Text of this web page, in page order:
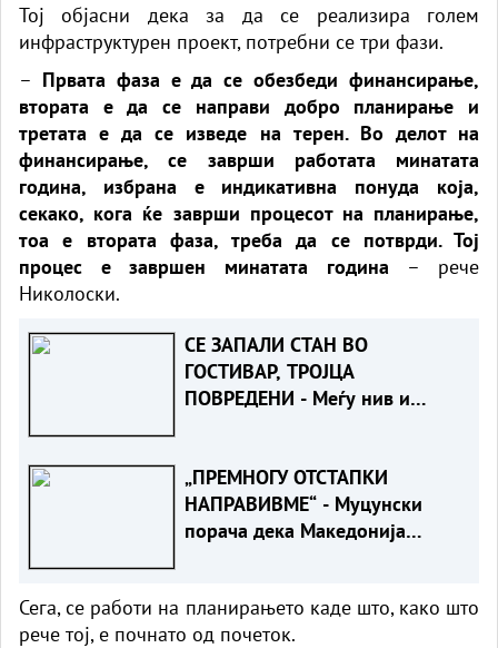
Тој објасни дека за да се реализира голем
инфраструктурен проект, потребни се три фази.
– Првата фаза е да се обезбеди финансирање,
втората е да се направи добро планирање и
третата е да се изведе на терен. Во делот на
финансирање, се заврши работата минатата
година, избрана е индикативна понуда која,
секако, кога ќе заврши процесот на планирање,
тоа е втората фаза, треба да се потврди. Тој
процес е завршен минатата година – рече
Николоски.
СЕ ЗАПАЛИ СТАН ВО
ГОСТИВАР, ТРОЈЦА
ПОВРЕДЕНИ - Меѓу нив и
„ПРЕМНОГУ ОТСТАПКИ
НАПРАВИВМЕ“ - Муцунски
порача дека Македонија
Софија
Сега, се работи на планирањето каде што, како што
рече тој, е почнато од почеток.